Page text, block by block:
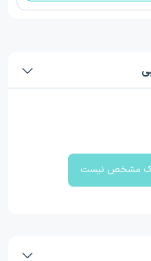
مشخص نیست